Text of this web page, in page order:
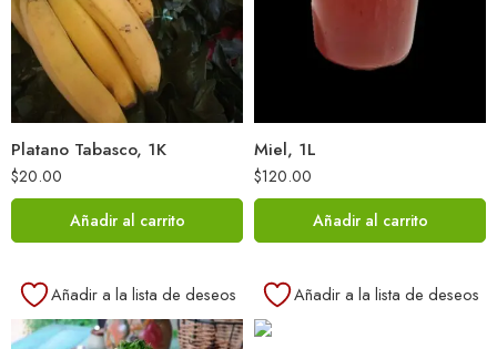
Platano Tabasco, 1K
$20.00
Añadir al carrito
Miel, 1L
$120.00
Añadir al carrito
Añadir a la lista de deseos Añadir a la lista de deseos